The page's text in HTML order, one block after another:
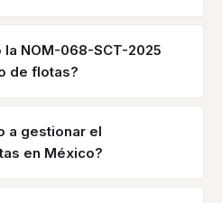
NOM-068-SCT-2025
de flotas?
a gestionar el
en México?